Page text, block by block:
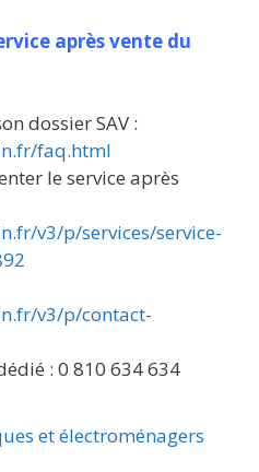
après vente du
dossier SAV :
faq.html
le service après
v3/p/services/service-
v3/p/contact-
: 0 810 634 634
et électroménagers